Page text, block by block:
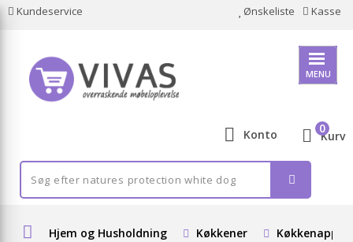
Kundeservice Ønskeliste Kasse
MENU
Konto Kurv
0
Hjem og Husholdning Køkkener